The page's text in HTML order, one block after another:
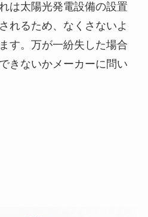
は太陽光発電設備の設置
れるため、なくさないよ
す。万が一紛失した場合
きないかメーカーに問い